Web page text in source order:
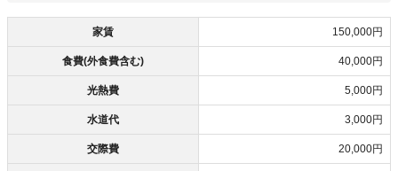
家賃 150,000円
食費(外食費含む) 40,000円
光熱費 5,000円
水道代 3,000円
交際費 20,000円